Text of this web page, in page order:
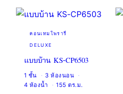
คอนเทมโพรารี่
DELUXE
แบบบ้าน KS-CP6503
1 ชั้น
3 ห้องนอน
4 ห้องน้ำ
155 ตร.ม.